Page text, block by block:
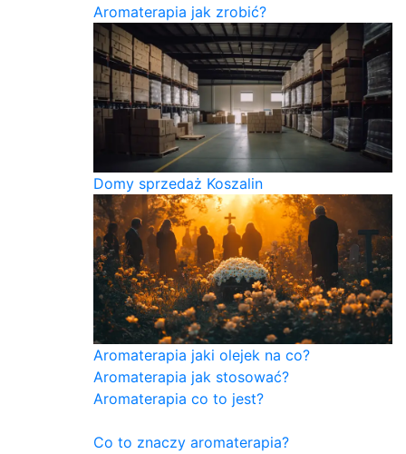
Aromaterapia jak zrobić?
Domy sprzedaż Koszalin
Aromaterapia jaki olejek na co?
Aromaterapia jak stosować?
Aromaterapia co to jest?
Co to znaczy aromaterapia?